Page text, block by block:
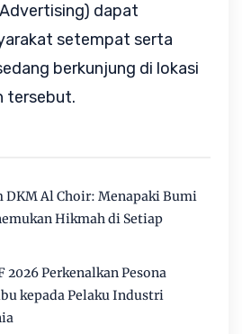
dapat
setempat serta
berkunjung di lokasi
tersebut.
DKM Al Choir: Menapaki Bumi
Hikmah di Setiap
2026 Perkenalkan Pesona
kepada Pelaku Industri